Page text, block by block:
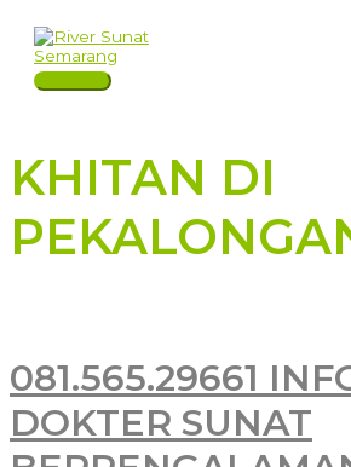
content
Main
KHITAN DI
081.565.29661
DOKTER SUNAT